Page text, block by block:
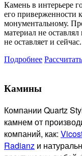
Камень в интерьере
его приверженности
монументальному.
материал не
не оставляет и сейчас.
Подробнее
Камины
Компании Quartz
камнем от
компаний, как:
Radianz и